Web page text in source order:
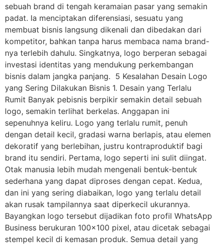
sebuah brand di tengah keramaian pasar yang semakin
padat. Ia menciptakan diferensiasi, sesuatu yang
membuat bisnis langsung dikenali dan dibedakan dari
kompetitor, bahkan tanpa harus membaca nama brand-
nya terlebih dahulu. Singkatnya, logo berperan sebagai
investasi identitas yang mendukung perkembangan
bisnis dalam jangka panjang. 5 Kesalahan Desain Logo
yang Sering Dilakukan Bisnis 1. Desain yang Terlalu
Rumit Banyak pebisnis berpikir semakin detail sebuah
logo, semakin terlihat berkelas. Anggapan ini
sepenuhnya keliru. Logo yang terlalu rumit, penuh
dengan detail kecil, gradasi warna berlapis, atau elemen
dekoratif yang berlebihan, justru kontraproduktif bagi
brand itu sendiri. Pertama, logo seperti ini sulit diingat.
Otak manusia lebih mudah mengenali bentuk-bentuk
sederhana yang dapat diproses dengan cepat. Kedua,
dan ini yang sering diabaikan, logo yang terlalu detail
akan rusak tampilannya saat diperkecil ukurannya.
Bayangkan logo tersebut dijadikan foto profil WhatsApp
Business berukuran 100×100 pixel, atau dicetak sebagai
stempel kecil di kemasan produk. Semua detail yang